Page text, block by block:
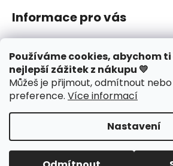
Používáme cookies, abychom
nejlepší zážitek z nákupu 💛
Můžeš je přijmout, odmítnout
preference. Více informací
Nastavení
Informace pro vás
Jak nakupovat
Obchodní podmínky
Podmínky ochrany osobních údajů
Reklamace či vrácení
Hodnocení obchodu
Copyright 2026J.amys. Všechna